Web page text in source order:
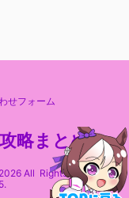
せフォーム
略まとめ
All Rights Reserved
.